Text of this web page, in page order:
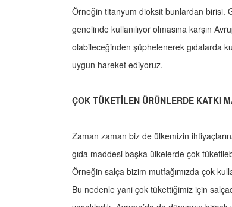
Örneğin titanyum dioksit bunlardan birisi.
genelinde kullanılıyor olmasına karşın
olabileceğinden şüphelenerek gıdalarda
uygun hareket ediyoruz.
ÇOK TÜKETİLEN ÜRÜNLERDE KATKI
Zaman zaman biz de ülkemizin
gıda maddesi başka ülkelerde çok
Örneğin salça bizim mutfağımızda çok
Bu nedenle yani çok tükettiğimiz için